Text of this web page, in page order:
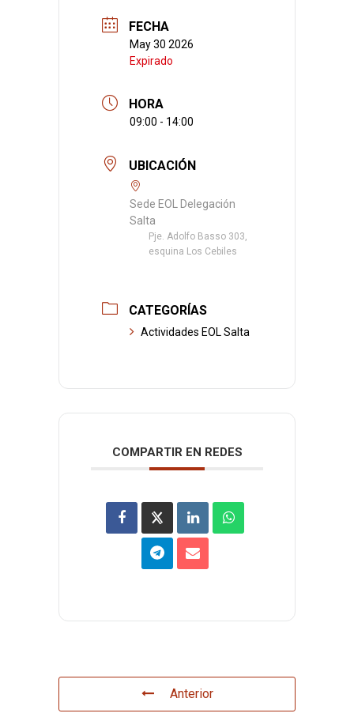
FECHA
May 30 2026
Expirado
HORA
09:00 - 14:00
UBICACIÓN
Sede EOL Delegación
Salta
Pje. Adolfo Basso 303,
esquina Los Cebiles
CATEGORÍAS
Actividades EOL Salta
COMPARTIR EN REDES
Anterior